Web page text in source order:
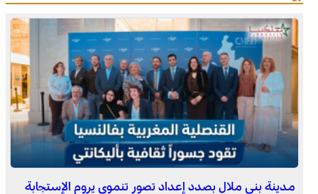
مشروع أمريكي جديد ضد البوليساريو
مدينة بني ملال بصدد إعداد تصور تنموي يروم الإستجابة